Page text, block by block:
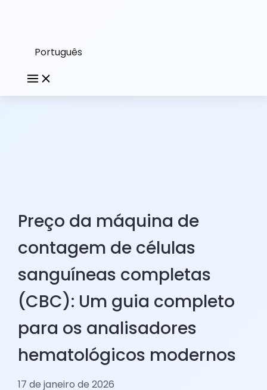
Português
Preço da máquina de
contagem de células
sanguíneas completas
(CBC): Um guia completo
para os analisadores
hematológicos modernos
17 de janeiro de 2026